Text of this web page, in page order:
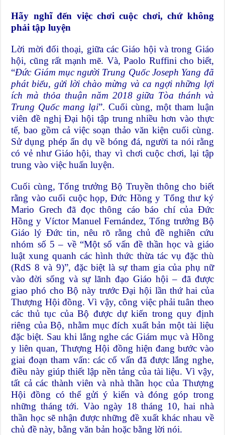
Hãy nghĩ đến việc chơi cuộc chơi, chứ không
phải tập luyện
Lời mời đối thoại, giữa các Giáo hội và trong Giáo
hội, cũng rất mạnh mẽ. Và, Paolo Ruffini cho biết,
“Đức Giám mục người Trung Quốc Joseph Yang đã
phát biểu, gửi lời chào mừng và ca ngợi những lợi
ích mà thỏa thuận năm 2018 giữa Tòa thánh và
Trung Quốc mang lại”. Cuối cùng, một tham luận
viên đề nghị Đại hội tập trung nhiều hơn vào thực
tế, bao gồm cả việc soạn thảo văn kiện cuối cùng.
Sử dụng phép ẩn dụ về bóng đá, người ta nói rằng
có vẻ như Giáo hội, thay vì chơi cuộc chơi, lại tập
trung vào việc huấn luyện.
Cuối cùng, Tổng trưởng Bộ Truyền thông cho biết
rằng vào cuối cuộc họp, Đức Hồng y Tổng thư ký
Mario Grech đã đọc thông cáo báo chí của Đức
Hồng y Víctor Manuel Fernández, Tổng trưởng Bộ
Giáo lý Đức tin, nêu rõ rằng chủ đề nghiên cứu
nhóm số 5 – về “Một số vấn đề thần học và giáo
luật xung quanh các hình thức thừa tác vụ đặc thù
(RdS 8 và 9)”, đặc biệt là sự tham gia của phụ nữ
vào đời sống và sự lãnh đạo Giáo hội – đã được
giao phó cho Bộ này trước Đại hội lần thứ hai của
Thượng Hội đồng. Vì vậy, công việc phải tuân theo
các thủ tục của Bộ được dự kiến trong quy định
riêng của Bộ, nhằm mục đích xuất bản một tài liệu
đặc biệt. Sau khi lắng nghe các Giám mục và Hồng
y liên quan, Thượng Hội đồng hiện đang bước vào
giai đoạn tham vấn: các cố vấn đã được lắng nghe,
điều này giúp thiết lập nền tảng của tài liệu. Vì vậy,
tất cả các thành viên và nhà thần học của Thượng
Hội đồng có thể gửi ý kiến ​​và đóng góp trong
những tháng tới. Vào ngày 18 tháng 10, hai nhà
thần học sẽ nhận được những đề xuất khác nhau về
chủ đề này, bằng văn bản hoặc bằng lời nói.